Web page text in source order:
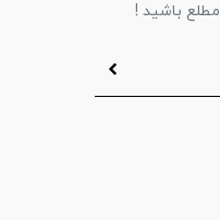
مطلع باشید !